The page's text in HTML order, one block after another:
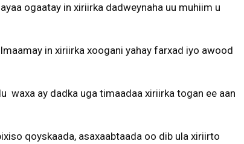
ogaatay in xiriirka dadweynaha uu muhiim u
in xiriirka xoogani yahay farxad iyo awood
waxa ay dadka uga timaadaa xiriirka togan ee aan
qoyskaada, asaxaabtaada oo dib ula xiriirto